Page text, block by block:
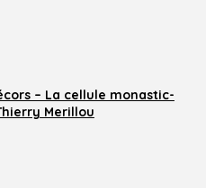
– La cellule monastic-
Merillou